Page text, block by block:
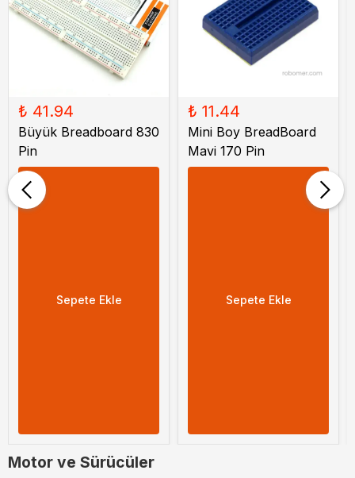
₺ 41.94
Büyük Breadboard 830
Pin
Sepete Ekle
₺ 11.44
Mini Boy BreadBoard
Mavi 170 Pin
Sepete Ekle
Motor ve Sürücüler